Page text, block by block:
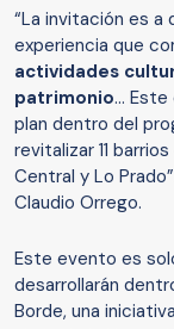
“La invitación es
experiencia que
actividades
patrimonio… Este
plan dentro del
revitalizar 11
Central y Lo
Claudio Orrego.
Este evento es
desarrollarán
Borde, una